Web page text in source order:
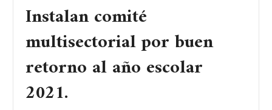
Instalan comité
multisectorial por buen
retorno al año escolar
2021.